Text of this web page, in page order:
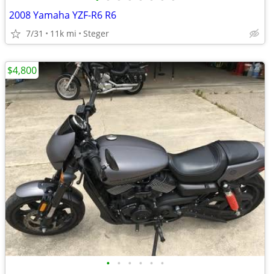
2008 Yamaha YZF-R6 R6
7/31 11k mi Steger
• • • • • •
$4,800